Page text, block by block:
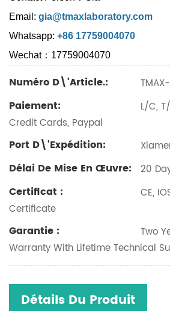
Email: gia@tmaxlaboratory.com
Whatsapp: +86 17759004070
Wechat：17759004070
Numéro D\'article.:
Paiement:
L/C,
Credit Cards, Paypal
Port D\'expédition:
Délai De Mise En Œuvre: 20
Certificat :
CE,
Certificate
Garantie :
Two
Warranty With Lifetime Technical
Détails Du Produit